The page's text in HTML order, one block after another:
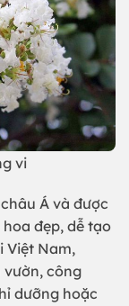
vi
Á và được
đẹp, dễ tạo
Việt Nam,
công
dưỡng hoặc